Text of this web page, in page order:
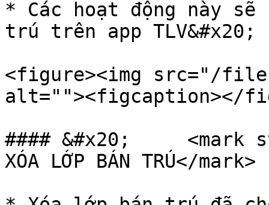
* Các hoạt động này
trú trên app TLV&#x20;
<figure><img src="/
alt=""><figcaption></
#### &#x20;     <mark
XÓA LỚP BÁN TRÚ</mark>